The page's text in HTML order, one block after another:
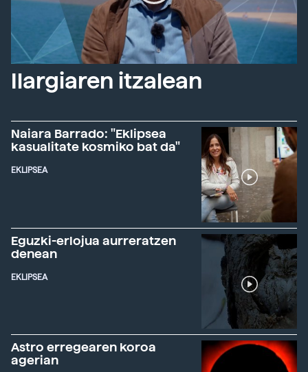
Ilargiaren itzalean
Naiara Barrado: "Eklipsea
kasualitate kosmiko bat da"
EKLIPSEA
Eguzki-erlojua aurreratzen
denean
EKLIPSEA
Astro erregearen koroa
agerian